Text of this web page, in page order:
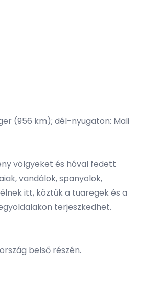
(956 km); dél-nyugaton: Mali
völgyeket és hóval fedett
vandálok, spanyolok,
itt, köztük a tuaregek és a
terjeszkedhet.
belső részén.